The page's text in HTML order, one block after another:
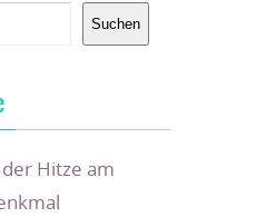
Suchen
Hitze am